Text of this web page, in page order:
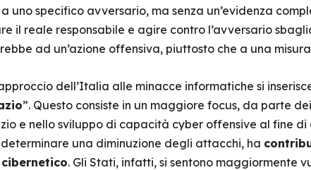
uno specifico avversario, ma senza un’evidenza
il reale responsabile e agire contro l’avversario
ad un’azione offensiva, piuttosto che a una
dell’Italia alle minacce informatiche si
”. Questo consiste in un maggiore focus, da parte
e nello sviluppo di capacità cyber offensive al fine
una diminuzione degli attacchi, ha
. Gli Stati, infatti, si sentono maggiormente